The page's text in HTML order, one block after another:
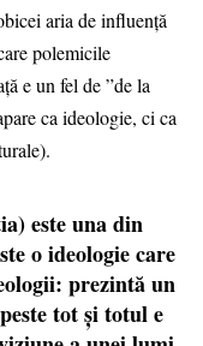
aria de influență
polemicile
e un fel de ”de la
ca ideologie, ci ca
este una din
o ideologie care
prezintă un
tot și totul e